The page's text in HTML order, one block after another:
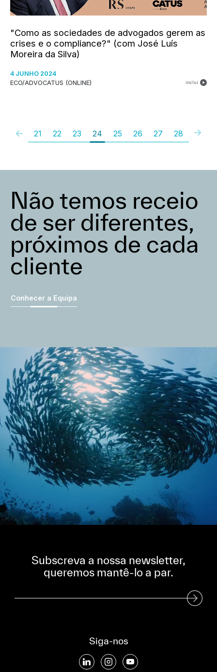
"Como as sociedades de advogados gerem as
crises e o compliance?" (com José Luís
Moreira da Silva)
4 JUNHO 2024
ECO/ADVOCATUS (ONLINE)
inclui
21 22 23 24 25 26 27 28
Não temos receio
de ser diferentes,
próximos de cada
cliente
Conhecer a Equipa
Subscreva a nossa newsletter,
queremos mantê-lo a par.
Subscreva a nossa Newsletter
Siga-nos